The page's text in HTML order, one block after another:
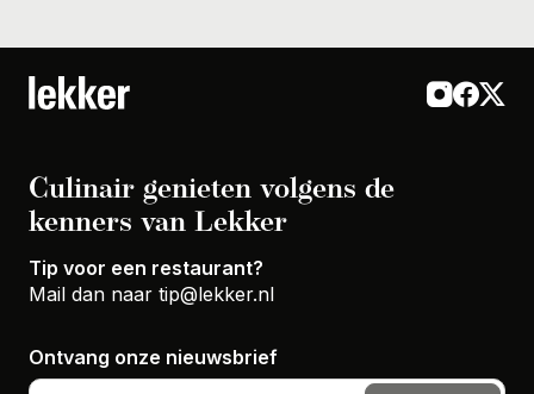
Culinair genieten volgens de
kenners van Lekker
Tip voor een restaurant?
Mail dan naar tip@lekker.nl
Ontvang onze nieuwsbrief